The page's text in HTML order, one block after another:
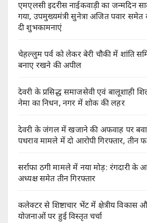
एमएलसी इदरीस नाईकवाड़ी का जन्मदिन
गया, उपमुख्यमंत्री सुनेत्रा अजित पवार
दी शुभकामनाएं
चेहल्लुम पर्व को लेकर बेरी चौकी में शांति
बनाए रखने की अपील
देवरी के प्रसिद्ध समाजसेवी एवं बालूशाही
नेमा का निधन, नगर में शोक की लहर
देवरी के जंगल में खजाने की अफवाह पर
पथराव मामले में दो आरोपी गिरफ्तार, तीन
सर्राफा ठगी मामले में नया मोड़: रंगदारी के
अध्यक्ष समेत तीन गिरफ्तार
कलेक्टर से शिष्टाचार भेंट में क्षेत्रीय
योजनाओं पर हुई विस्तृत चर्चा